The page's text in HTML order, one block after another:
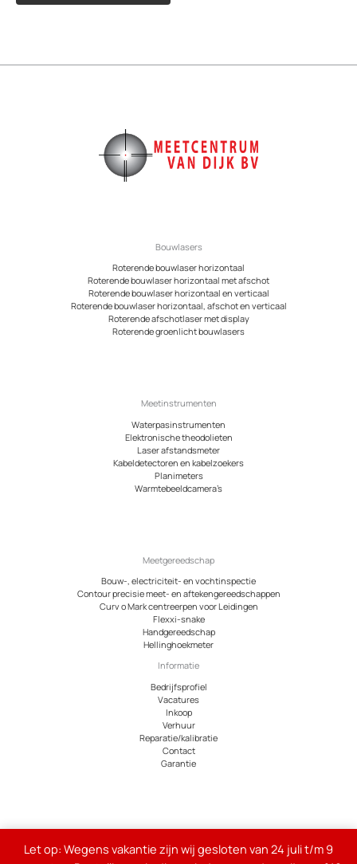
Let op: Wegens vakantie zijn wij gesloten van 24 juli t/m 9
Bouwlasers
Roterende bouwlaser horizontaal
Roterende bouwlaser horizontaal met afschot
Roterende bouwlaser horizontaal en verticaal
Roterende bouwlaser horizontaal, afschot en verticaal
Roterende afschotlaser met display
Roterende groenlicht bouwlasers
Meetinstrumenten
Waterpasinstrumenten
Elektronische theodolieten
Laser afstandsmeter
Kabeldetectoren en kabelzoekers
Planimeters
Warmtebeeldcamera’s
Meetgereedschap
Bouw-, electriciteit- en vochtinspectie
Contour precisie meet- en aftekengereedschappen
Curv o Mark centreerpen voor Leidingen
Flexxi-snake
Handgereedschap
Hellinghoekmeter
Informatie
Bedrijfsprofiel
Vacatures
Inkoop
Verhuur
Reparatie/kalibratie
Contact
Garantie